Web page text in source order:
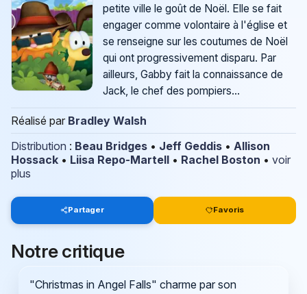
petite ville le goût de Noël. Elle se fait
engager comme volontaire à l'église et
se renseigne sur les coutumes de Noël
qui ont progressivement disparu. Par
ailleurs, Gabby fait la connaissance de
Jack, le chef des pompiers...
Réalisé par Bradley Walsh
Distribution : Beau Bridges • Jeff Geddis • Allison
Hossack • Liisa Repo-Martell • Rachel Boston • voir
plus
Partager Favoris
Notre critique
"Christmas in Angel Falls" charme par son